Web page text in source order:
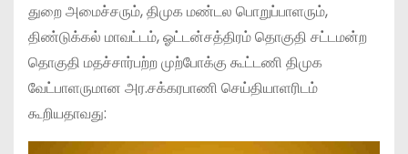
துறை அமைச்சரும், திமுக மண்டல பொறுப்பாளரும்,
திண்டுக்கல் மாவட்டம், ஓட்டன்சத்திரம் தொகுதி சட்டமன்ற
தொகுதி மதச்சார்பற்ற முற்போக்கு கூட்டணி திமுக
வேட்பாளருமான அர.சக்கரபாணி செய்தியாளரிடம்
கூறியதாவது: